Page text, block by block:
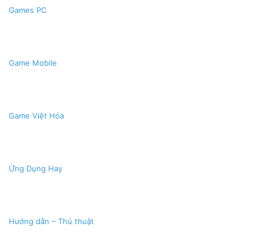
Games PC
Game Mobile
Game Việt Hóa
Ứng Dụng Hay
Hướng dẫn – Thủ thuật